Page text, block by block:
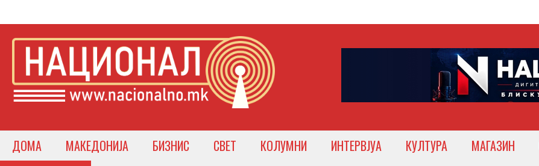
ДОМА МАКЕДОНИЈА БИЗНИС СВЕТ КОЛУМНИ ИНТЕРВЈУА КУЛТУРА МАГАЗИН